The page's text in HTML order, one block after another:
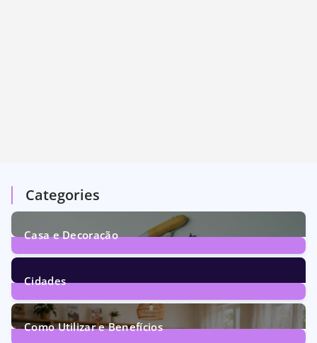
Categories
Casa e Decoração
1Post
Cidades
72Posts
Como Utilizar e Benefícios